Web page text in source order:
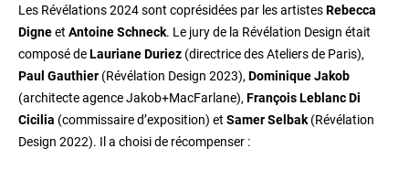
Les Révélations 2024 sont coprésidées par les artistesRebecca
Digneet Antoine Schneck. Le jury de la Révélation Design était
composé deLauriane Duriez (directrice des Ateliers de Paris),
Paul Gauthier (Révélation Design 2023), Dominique Jakob
(architecte agence Jakob+MacFarlane), François Leblanc Di
Cicilia (commissaire d’exposition) et Samer Selbak (Révélation
Design 2022). Il a choisi de récompenser :